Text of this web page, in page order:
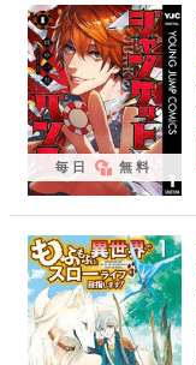
毎日 無料